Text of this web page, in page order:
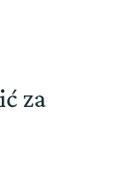
za